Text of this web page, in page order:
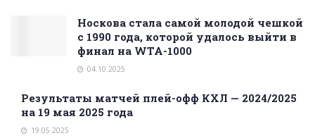
Носкова стала самой молодой чешкой
с 1990 года, которой удалось выйти в
финал на WTA-1000
04.10.2025
Результаты матчей плей-офф КХЛ — 2024/2025
на 19 мая 2025 года
19.05.2025